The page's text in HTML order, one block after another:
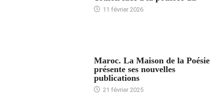
11 février 2026
Maroc. La Maison de la Poésie
présente ses nouvelles
publications
21 février 2025